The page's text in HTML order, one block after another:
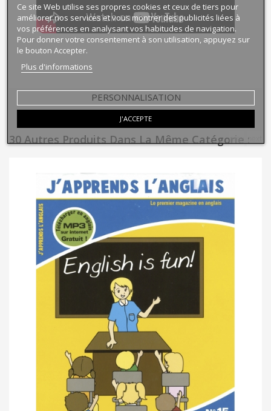
30 Autres Produits Dans La Même Catégorie :
prev next
Ce site Web utilise ses propres cookies et ceux de tiers pour
améliorer nos services et vous montrer des publicités liées à
vos préférences en analysant vos habitudes de navigation.
Pour donner votre consentement à son utilisation, appuyez sur
le bouton Accepter.
Plus d'informations
PERSONNALISATION
J'ACCEPTE